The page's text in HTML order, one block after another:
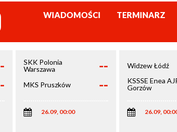
WIADOMOŚCI TERMINARZ
SKK Polonia
Warszawa
--
MKS Pruszków --
26.09, 00:00
Widzew Łódź
KSSSE Enea
Gorzów
26.09,